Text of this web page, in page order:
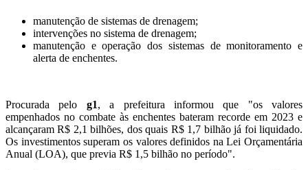
manutenção de sistemas de drenagem;
intervenções no sistema de drenagem;
manutenção e operação dos sistemas de monitoramento e
alerta de enchentes.
Procurada pelo g1, a prefeitura informou que "os valores
empenhados no combate às enchentes bateram recorde em 2023 e
alcançaram R$ 2,1 bilhões, dos quais R$ 1,7 bilhão já foi liquidado.
Os investimentos superam os valores definidos na Lei Orçamentária
Anual (LOA), que previa R$ 1,5 bilhão no período".